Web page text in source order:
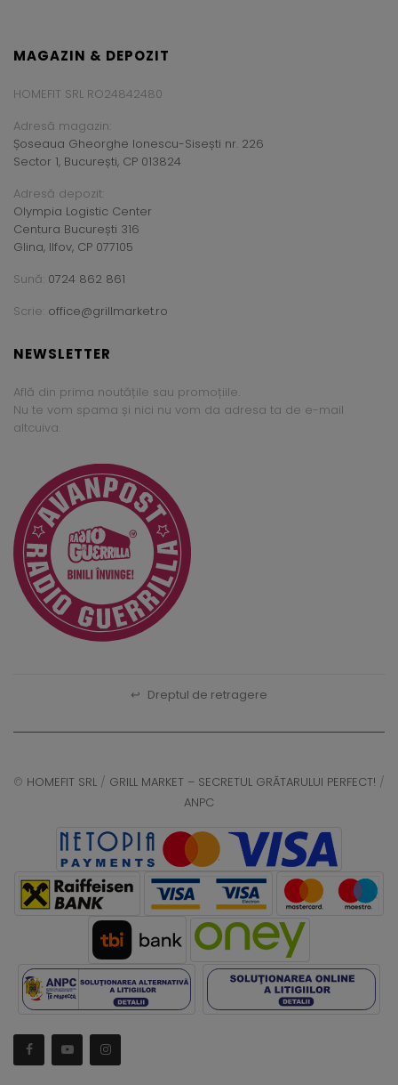
MAGAZIN & DEPOZIT
HOMEFIT SRL RO24842480
Adresă magazin:
Șoseaua Gheorghe Ionescu-Sisești nr. 226
Sector 1, București, CP 013824
Adresă depozit:
Olympia Logistic Center
Centura București 316
Glina, Ilfov, CP 077105
Sună: 0724 862 861
Scrie: office@grillmarket.ro
NEWSLETTER
Află din prima noutățile sau promoțiile.
Nu te vom spama și nici nu vom da adresa ta de e-mail
altcuiva.
↩ Dreptul de retragere
© HOMEFIT SRL / GRILL MARKET – SECRETUL GRĂTARULUI PERFECT! /
ANPC